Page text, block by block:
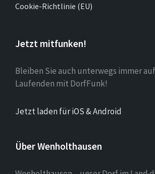
Cookie-Richtlinie (EU)
Jetzt mitfunken!
Bleiben Sie auch unterwegs immer
Laufenden mit DorfFunk!
Jetzt laden für iOS & Android
Über Wenholthausen